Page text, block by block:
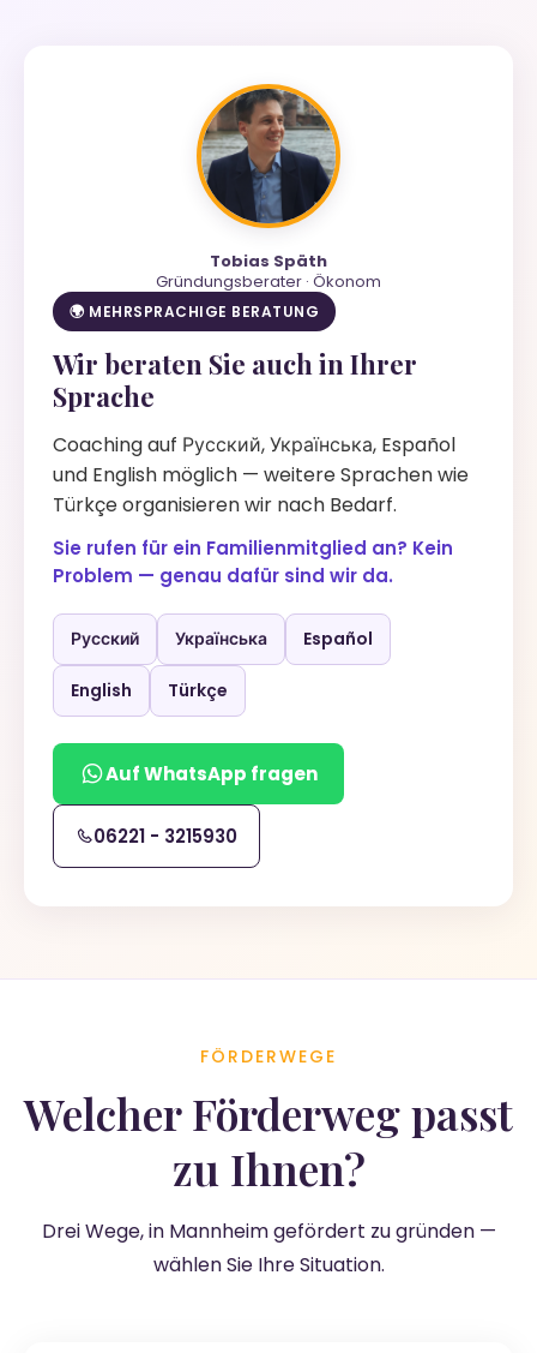
Tobias Späth
Gründungsberater · Ökonom
🌍 MEHRSPRACHIGE BERATUNG
Wir beraten Sie auch in Ihrer
Sprache
Coaching auf Русский, Українська, Español
und English möglich — weitere Sprachen wie
Türkçe organisieren wir nach Bedarf.
Sie rufen für ein Familienmitglied an? Kein
Problem — genau dafür sind wir da.
Русский Українська Español
English Türkçe
Auf WhatsApp fragen
06221 - 3215930
FÖRDERWEGE
Welcher Förderweg passt
zu Ihnen?
Drei Wege, in Mannheim gefördert zu gründen —
wählen Sie Ihre Situation.